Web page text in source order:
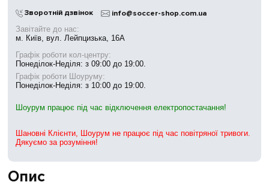
Опис
Зворотній дзвінок info@soccer-shop.com.ua
Завітайте до нас:
м. Київ, вул. Лейпцизька, 16А
Графік роботи кол-центру:
Понеділок-Неділя: з 09:00 до 19:00.
Графік роботи Шоуруму:
Понеділок-Неділя: з 10:00 до 19:00.
Шоурум працює під час відключення електропостачання!
Шановні Клієнти, Шоурум не працює під час повітряної тривоги.
Дякуємо за розуміння!